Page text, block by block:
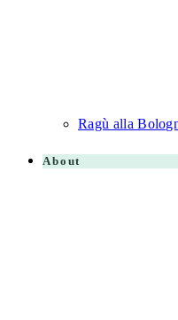
Ragù alla
About